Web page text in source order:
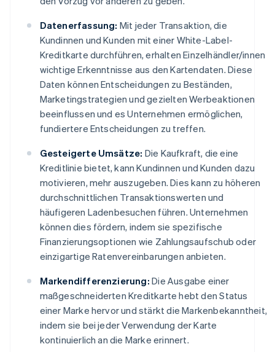
Datenerfassung: Mit jeder Transaktion, die
Kundinnen und Kunden mit einer White-Label-
Kreditkarte durchführen, erhalten Einzelhändler/innen
wichtige Erkenntnisse aus den Kartendaten. Diese
Daten können Entscheidungen zu Beständen,
Marketingstrategien und gezielten Werbeaktionen
beeinflussen und es Unternehmen ermöglichen,
fundiertere Entscheidungen zu treffen.
Gesteigerte Umsätze: Die Kaufkraft, die eine
Kreditlinie bietet, kann Kundinnen und Kunden dazu
motivieren, mehr auszugeben. Dies kann zu höheren
durchschnittlichen Transaktionswerten und
häufigeren Ladenbesuchen führen. Unternehmen
können dies fördern, indem sie spezifische
Finanzierungsoptionen wie Zahlungsaufschub oder
einzigartige Ratenvereinbarungen anbieten.
Markendifferenzierung: Die Ausgabe einer
maßgeschneiderten Kreditkarte hebt den Status
einer Marke hervor und stärkt die Markenbekanntheit,
indem sie bei jeder Verwendung der Karte
kontinuierlich an die Marke erinnert.